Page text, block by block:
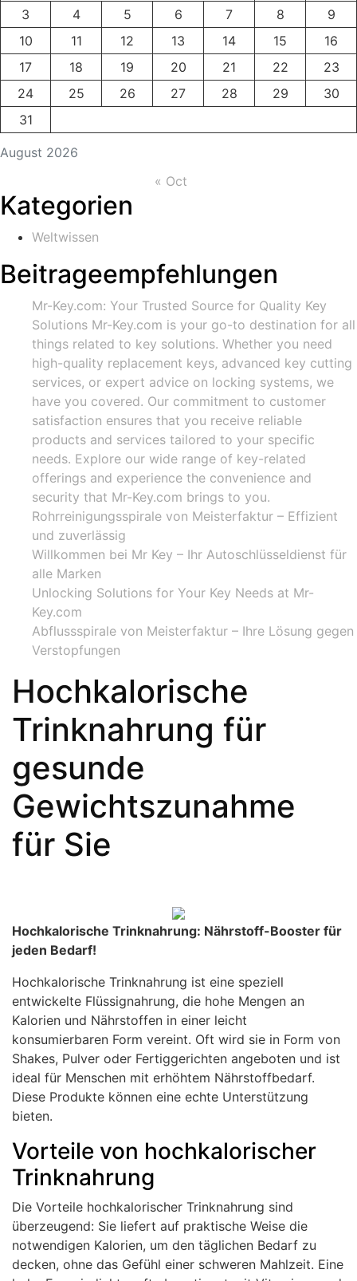
August 2026
3
4 5 6 7 8
9
10
11 12 13 14 15
16
17
18 19 20 21 22
23
24
25 26 27 28 29
30
31
« Oct
Kategorien
Weltwissen
Beitrageempfehlungen
Mr-Key.com: Your Trusted Source for Quality Key
Solutions Mr-Key.com is your go-to destination for all
things related to key solutions. Whether you need
high-quality replacement keys, advanced key cutting
services, or expert advice on locking systems, we
have you covered. Our commitment to customer
satisfaction ensures that you receive reliable
products and services tailored to your specific
needs. Explore our wide range of key-related
offerings and experience the convenience and
security that Mr-Key.com brings to you.
Rohrreinigungsspirale von Meisterfaktur – Effizient
und zuverlässig
Willkommen bei Mr Key – Ihr Autoschlüsseldienst für
alle Marken
Unlocking Solutions for Your Key Needs at Mr-
Key.com
Abflussspirale von Meisterfaktur – Ihre Lösung gegen
Verstopfungen
Hochkalorische
Trinknahrung für
gesunde
Gewichtszunahme
für Sie
Hochkalorische Trinknahrung: Nährstoff-Booster für
jeden Bedarf!
Hochkalorische Trinknahrung ist eine speziell
entwickelte Flüssignahrung, die hohe Mengen an
Kalorien und Nährstoffen in einer leicht
konsumierbaren Form vereint. Oft wird sie in Form von
Shakes, Pulver oder Fertiggerichten angeboten und ist
ideal für Menschen mit erhöhtem Nährstoffbedarf.
Diese Produkte können eine echte Unterstützung
bieten.
Vorteile von hochkalorischer
Trinknahrung
Die Vorteile hochkalorischer Trinknahrung sind
überzeugend: Sie liefert auf praktische Weise die
notwendigen Kalorien, um den täglichen Bedarf zu
decken, ohne das Gefühl einer schweren Mahlzeit. Eine